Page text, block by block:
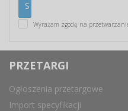
Wyrażam zgodę na
PRZETARGI
Ogłoszenia przetargowe
Import specyfikacji